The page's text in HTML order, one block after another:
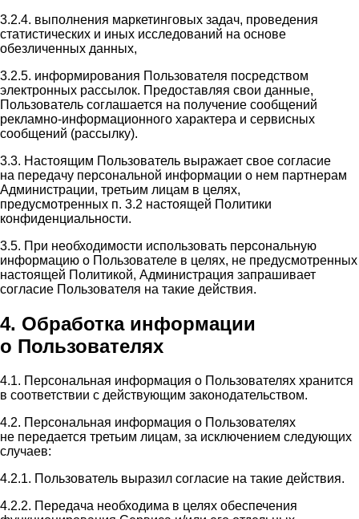
3.2.4. выполнения маркетинговых задач, проведения
статистических и иных исследований на основе
обезличенных данных,
3.2.5. информирования Пользователя посредством
электронных рассылок. Предоставляя свои данные,
Пользователь соглашается на получение сообщений
рекламно-информационного характера и сервисных
сообщений (рассылку).
3.3. Настоящим Пользователь выражает свое согласие
на передачу персональной информации о нем партнерам
Администрации, третьим лицам в целях,
предусмотренных п. 3.2 настоящей Политики
конфиденциальности.
3.5. При необходимости использовать персональную
информацию о Пользователе в целях, не предусмотренных
настоящей Политикой, Администрация запрашивает
согласие Пользователя на такие действия.
4. Обработка информации
о Пользователях
4.1. Персональная информация о Пользователях хранится
в соответствии с действующим законодательством.
4.2. Персональная информация о Пользователях
не передается третьим лицам, за исключением следующих
случаев:
4.2.1. Пользователь выразил согласие на такие действия.
4.2.2. Передача необходима в целях обеспечения